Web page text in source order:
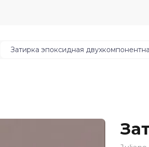
Затирка эпоксидная